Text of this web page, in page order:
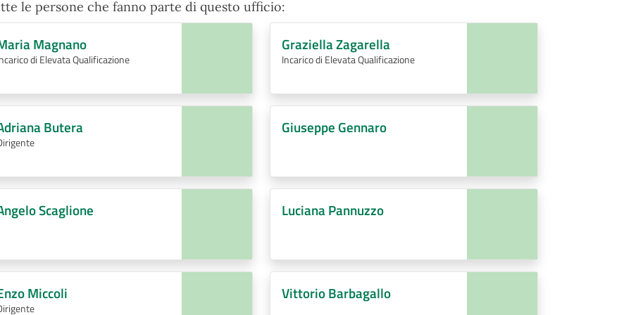
le persone che fanno parte di questo ufficio:
Magnano
di Elevata Qualificazione
Graziella Zagarella
Incarico di Elevata Qualificazione
Butera Giuseppe Gennaro
Scaglione Luciana Pannuzzo
Miccoli Vittorio Barbagallo